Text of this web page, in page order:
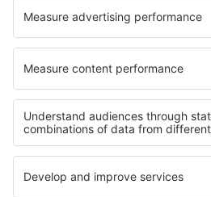
Over eSky
Algemene voorwaarden
Mijn boekingen
Privacykennisgeving
Ondersteuning en contact
Privacy